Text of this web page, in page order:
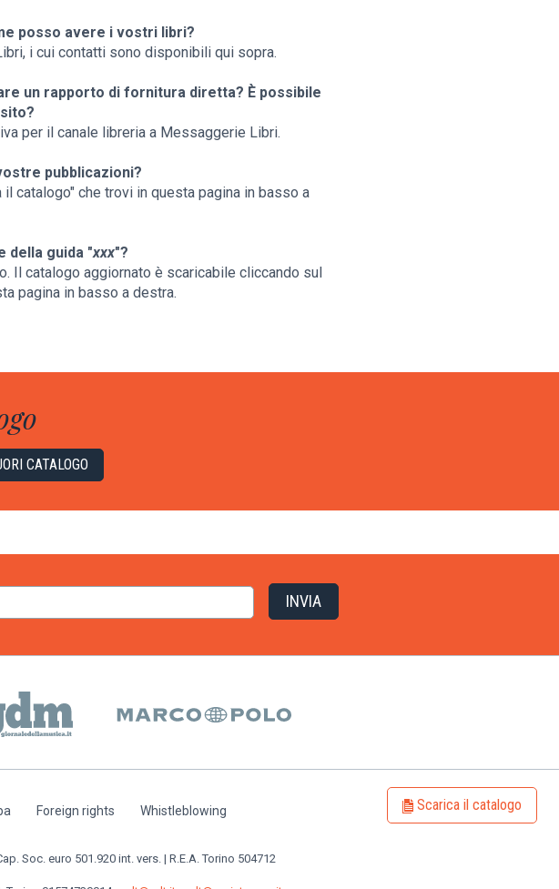
posso avere i vostri libri?
i cui contatti sono disponibili qui sopra.
un rapporto di fornitura diretta? È possibile
per il canale libreria a Messaggerie Libri.
pubblicazioni?
catalogo" che trovi in questa pagina in basso a
della guida "xxx"?
Il catalogo aggiornato è scaricabile cliccando sul
pagina in basso a destra.
CATALOGO
Foreign rights Whistleblowing Scarica il catalogo
Soc. euro 501.920 int. vers. | R.E.A. Torino 504712